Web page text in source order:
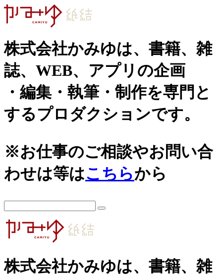
株式会社かみゆは、書籍、雑
誌、WEB、アプリの企画
・編集・執筆・制作を専門と
するプロダクションです。
※お仕事のご相談やお問い合
わせは等はこちらから
株式会社かみゆは、書籍、雑